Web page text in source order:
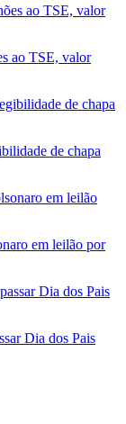
ao TSE, valor
de chapa
em leilão por
Dia dos Pais